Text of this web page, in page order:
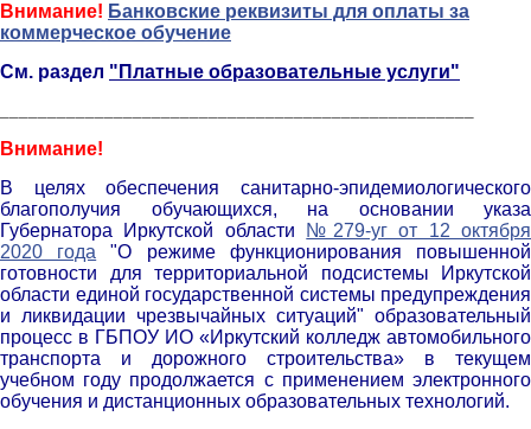
Внимание! Банковские реквизиты для оплаты за
коммерческое обучение
См. раздел "Платные образовательные услуги"
Внимание!
В целях обеспечения санитарно-эпидемиологического
благополучия обучающихся, на основании указа
Губернатора Иркутской области
№279-уг от 12 октября
2020 года "О режиме функционирования повышенной
готовности для территориальной подсистемы Иркутской
области единой государственной системы предупреждения
и ликвидации чрезвычайных ситуаций" образовательный
процесс в ГБПОУ ИО «Иркутский колледж автомобильного
транспорта и дорожного строительства» в текущем
учебном году продолжается с применением электронного
обучения и дистанционных образовательных технологий.